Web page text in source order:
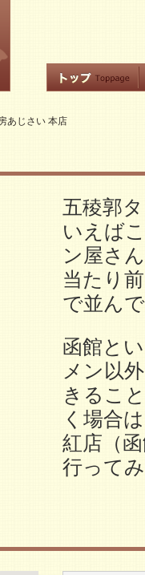
あじさい 本店
五稜郭
いえば
ン屋さ
当たり
で並ん
函館と
メン以
きるこ
く場合
紅店（
行って